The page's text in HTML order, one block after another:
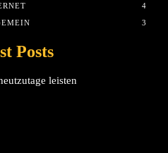
4
3
Posts
leisten